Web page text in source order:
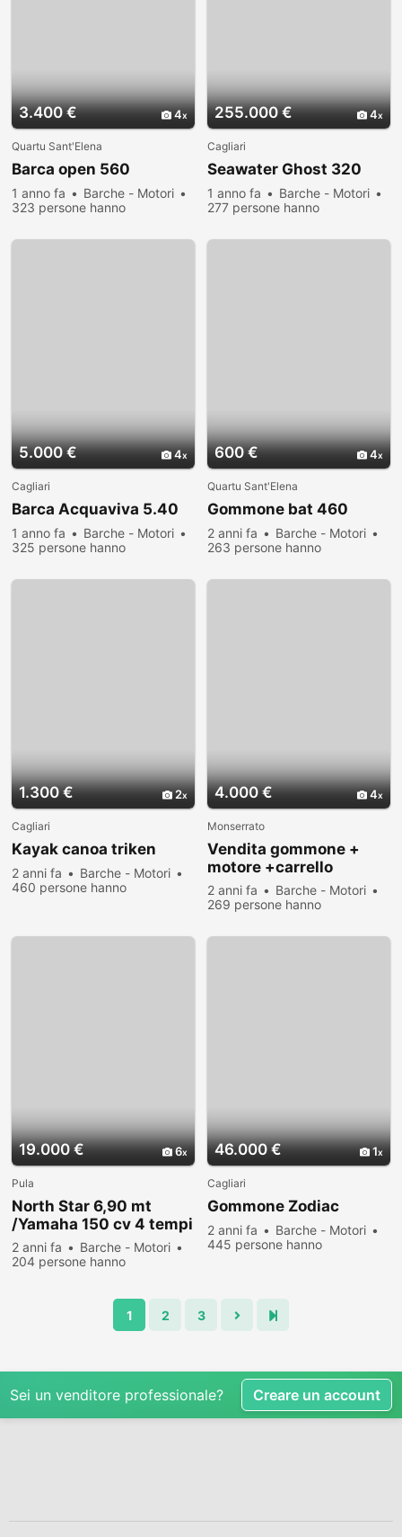
3.400 € 4
Quartu Sant'Elena
Barca open 560
1 anno fa
Barche - Motori
323 persone hanno
255.000 € 4
Cagliari
Seawater Ghost 320
1 anno fa
Barche - Motori
277 persone hanno
5.000 € 4
Cagliari
Barca Acquaviva 5.40
1 anno fa
Barche - Motori
325 persone hanno
600 € 4
Quartu Sant'Elena
Gommone bat 460
2 anni fa
Barche - Motori
263 persone hanno
1.300 € 2
Cagliari
Kayak canoa triken
2 anni fa
Barche - Motori
460 persone hanno
4.000 € 4
Monserrato
Vendita gommone +
motore +carrello
2 anni fa
Barche - Motori
269 persone hanno
19.000 € 6
Pula
North Star 6,90 mt
/Yamaha 150 cv 4 tempi
2 anni fa
Barche - Motori
204 persone hanno
46.000 € 1
Cagliari
Gommone Zodiac
2 anni fa
Barche - Motori
445 persone hanno
1 2 3
Sei un venditore professionale? Creare un account